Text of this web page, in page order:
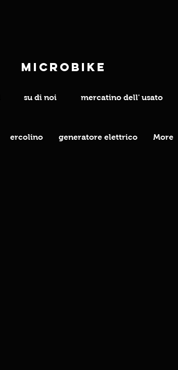
microbike
su di noi mercatino dell' usato
ercolino generatore elettrico More